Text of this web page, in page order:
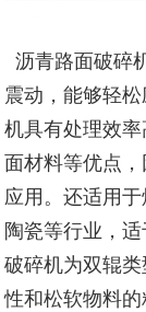
沥青路面破碎
震动，能够轻
机具有处理效
面材料等优点
应用。还适用
陶瓷等行业，
破碎机为双辊
性和松软物料